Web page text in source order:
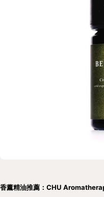
香薰精油推薦：CHU